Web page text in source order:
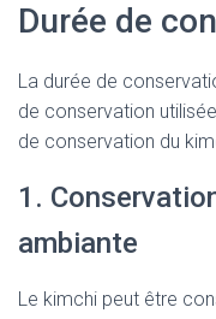
Durée de
La durée de
de conservation
de conservation du
1.
ambiante
Le kimchi peut être